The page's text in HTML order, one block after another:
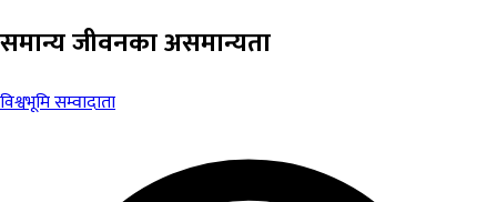
समान्य जीवनका असमान्यता
विश्वभूमि सम्वादाता